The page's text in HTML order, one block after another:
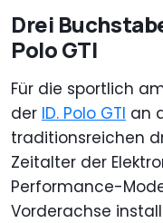
Drei
Polo GTI
Für die sportlich
der ID. Polo GTI an
traditionsreichen
Zeitalter der
Performance-
Vorderachse